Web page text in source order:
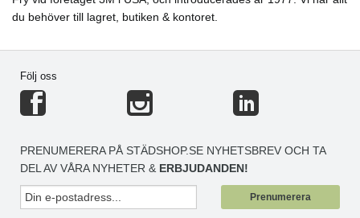
du behöver till lagret, butiken & kontoret.
Följ oss
PRENUMERERA PÅ STÄDSHOP.SE NYHETSBREV OCH TA
DEL AV VÅRA NYHETER & ERBJUDANDEN!
Prenumerera